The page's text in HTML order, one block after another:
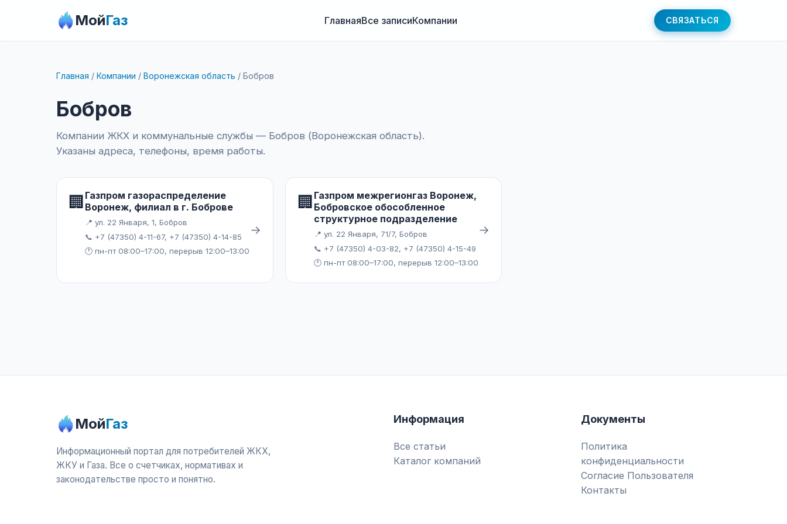
МойГаз ГлавнаяВсе записиКомпании СВЯЗАТЬСЯ
Главная / Компании / Воронежская область / Бобров
Бобров
Компании ЖКХ и коммунальные службы — Бобров (Воронежская область).
Указаны адреса, телефоны, время работы.
🏢 Газпром газораспределение
Воронеж, филиал в г. Боброве
📍 ул. 22 Января, 1, Бобров
📞 +7 (47350) 4-11-67, +7 (47350) 4-14-85
🕐 пн-пт 08:00–17:00, перерыв 12:00–13:00
→
🏢 Газпром межрегионгаз Воронеж,
Бобровское обособленное
структурное подразделение
📍 ул. 22 Января, 71/7, Бобров
📞 +7 (47350) 4-03-82, +7 (47350) 4-15-49
🕐 пн-пт 08:00–17:00, перерыв 12:00–13:00
→
МойГаз
Информационный портал для потребителей ЖКХ,
ЖКУ и Газа. Все о счетчиках, нормативах и
законодательстве просто и понятно.
Информация
Все статьи
Каталог компаний
Документы
Политика
конфиденциальности
Согласие Пользователя
Контакты